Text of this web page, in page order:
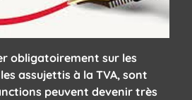
obligatoirement sur les
assujettis à la TVA, sont
peuvent devenir très